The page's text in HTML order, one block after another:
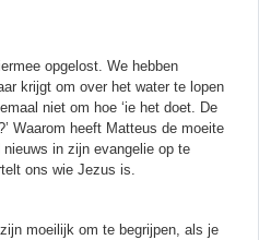
opgelost. We hebben
krijgt om over het water te lopen
niet om hoe ‘ie het doet. De
Waarom heeft Matteus de moeite
in zijn evangelie op te
ons wie Jezus is.
moeilijk om te begrijpen, als je